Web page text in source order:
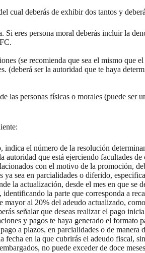
cual deberás de exhibir dos tantos y
Si eres persona moral deberás incluir la
(se recomienda que sea el mismo que
(deberá ser la autoridad que te haya
las personas físicas o morales (puede
indica el número de la resolución
autoridad que está ejerciendo facultades
con el motivo de la promoción,
ya sea en parcialidades o diferido,
la actualización, desde el mes en que se
la parte que corresponda a
mayor al 20% del adeudo actualizado,
señalar que deseas realizar el pago
y pagos te haya generado el
a plazos, en parcialidades o de
fecha en la que cubrirás el adeudo fiscal,
no puede exceder de doce